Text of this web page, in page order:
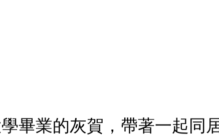
畢業的灰賀，帶著一起同